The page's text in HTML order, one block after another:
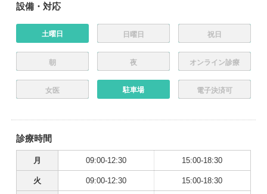
設備・対応
土曜日 日曜日 祝日
朝 夜 オンライン診療
女医 駐車場 電子決済可
診療時間
月 09:00-12:30 15:00-18:30
火 09:00-12:30 15:00-18:30